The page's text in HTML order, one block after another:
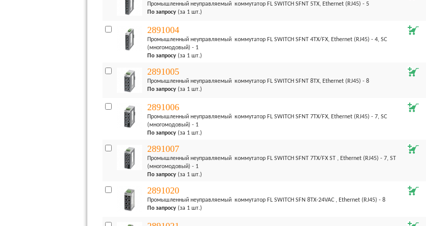
Промышленный неуправляемый коммутатор FL SWITCH SFNT 5TX, Ethernet (RJ45) - 5
По запросу (за 1 шт.)
2891004
Промышленный неуправляемый коммутатор FL SWITCH SFNT 4TX/FX, Ethernet (RJ45) - 4, SC
(многомодовый) - 1
По запросу (за 1 шт.)
2891005
Промышленный неуправляемый коммутатор FL SWITCH SFNT 8TX, Ethernet (RJ45) - 8
По запросу (за 1 шт.)
2891006
Промышленный неуправляемый коммутатор FL SWITCH SFNT 7TX/FX, Ethernet (RJ45) - 7, SC
(многомодовый) - 1
По запросу (за 1 шт.)
2891007
Промышленный неуправляемый коммутатор FL SWITCH SFNT 7TX/FX ST , Ethernet (RJ45) - 7, ST
(многомодовый) - 1
По запросу (за 1 шт.)
2891020
Промышленный неуправляемый коммутатор FL SWITCH SFN 8TX-24VAC , Ethernet (RJ45) - 8
По запросу (за 1 шт.)